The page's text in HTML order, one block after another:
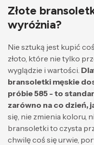
Złote
wyróżnia?
Nie sztuką jest kupić
złoto, które nie tylko
wyglądzie i wartości.
bransoletki męskie
próbie 585 - to
zarówno na co dzień,
się, nie zmienia koloru,
bransoletki to czysta
chwilę coś się urwie,